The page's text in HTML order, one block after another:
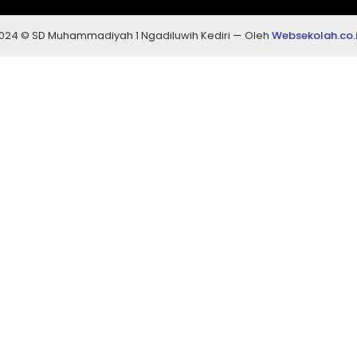
© SD Muhammadiyah 1 Ngadiluwih Kediri — Oleh